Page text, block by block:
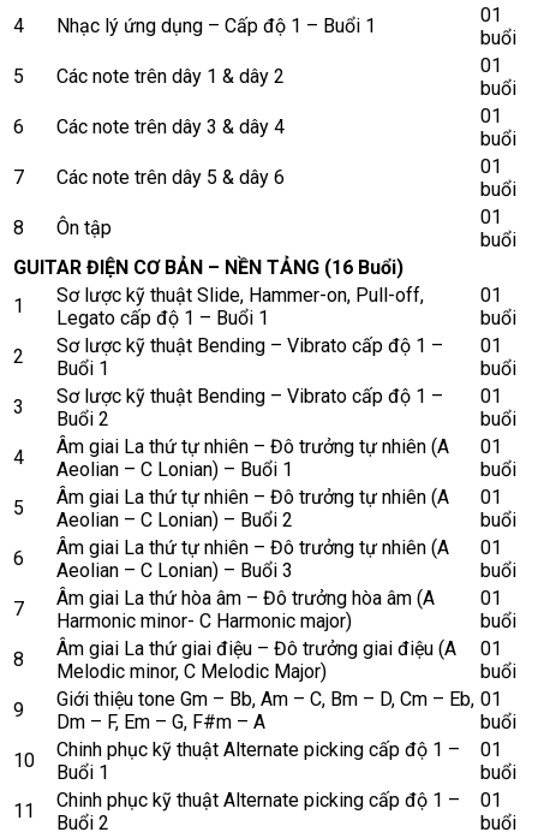
4
Nhạc lý ứng dụng – Cấp độ 1 – Buổi 1
01
buổi
5
Các note trên dây 1 & dây 2
01
buổi
6
Các note trên dây 3 & dây 4
01
buổi
7
Các note trên dây 5 & dây 6
01
buổi
8
Ôn tập
01
buổi
GUITAR ĐIỆN CƠ BẢN – NỀN TẢNG (16 Buổi)
1
Sơ lược kỹ thuật Slide, Hammer-on, Pull-off,
Legato cấp độ 1 – Buổi 1
01
buổi
2
Sơ lược kỹ thuật Bending – Vibrato cấp độ 1 –
Buổi 1
01
buổi
3
Sơ lược kỹ thuật Bending – Vibrato cấp độ 1 –
Buổi 2
01
buổi
4
Âm giai La thứ tự nhiên – Đô trưởng tự nhiên (A
Aeolian – C Lonian) – Buổi 1
01
buổi
5
Âm giai La thứ tự nhiên – Đô trưởng tự nhiên (A
Aeolian – C Lonian) – Buổi 2
01
buổi
6
Âm giai La thứ tự nhiên – Đô trưởng tự nhiên (A
Aeolian – C Lonian) – Buổi 3
01
buổi
7
Âm giai La thứ hòa âm – Đô trưởng hòa âm (A
Harmonic minor- C Harmonic major)
01
buổi
8
Âm giai La thứ giai điệu – Đô trưởng giai điệu (A
Melodic minor, C Melodic Major)
01
buổi
9
Giới thiệu tone Gm – Bb, Am – C, Bm – D, Cm – Eb,
Dm – F, Em – G, F#m – A
01
buổi
10
Chinh phục kỹ thuật Alternate picking cấp độ 1 –
Buổi 1
01
buổi
11
Chinh phục kỹ thuật Alternate picking cấp độ 1 –
Buổi 2
01
buổi